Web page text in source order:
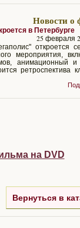
Новости о
в Петербурге
25 февраля
откроется
мероприятия,
анимационный и
ретроспектива
на DVD
Вернуться в